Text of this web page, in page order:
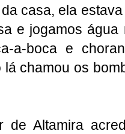
casa, ela
e jogamos
a-boca e
lá chamou os
de Altamira